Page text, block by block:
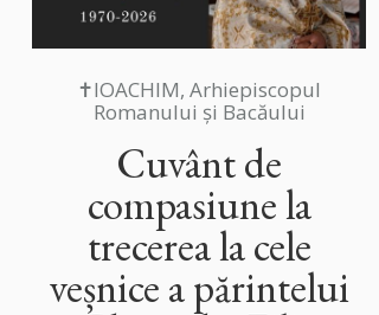
✝IOACHIM, Arhiepiscopul
Romanului și Bacăului
Cuvânt de
compasiune la
trecerea la cele
veșnice a părintelui